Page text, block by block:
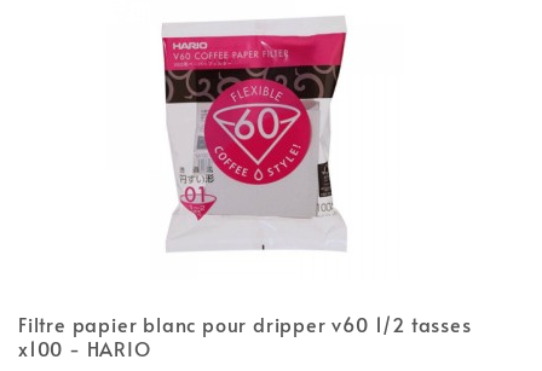
Filtre papier blanc pour dripper v60 1/2 tasses
x100 - HARIO